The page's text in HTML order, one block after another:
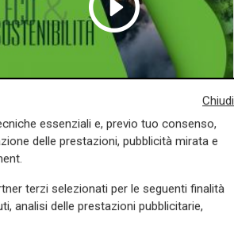
Energia & Ecosostenibilità del
05/12/2025
07/12/2025
Chiudi
essenziali e, previo tuo consenso,
delle prestazioni, pubblicità mirata e
terzi selezionati per le seguenti finalità
analisi delle prestazioni pubblicitarie,